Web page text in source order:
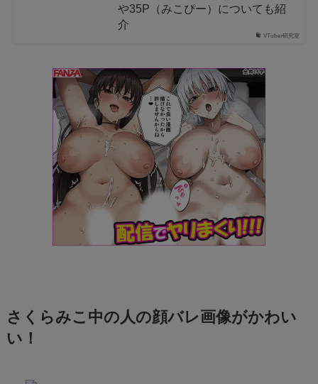
VTuber研究室
や35P（みこぴー）についても紹
介
さくらみこ中の人の顔バレ画像がかわい
い！